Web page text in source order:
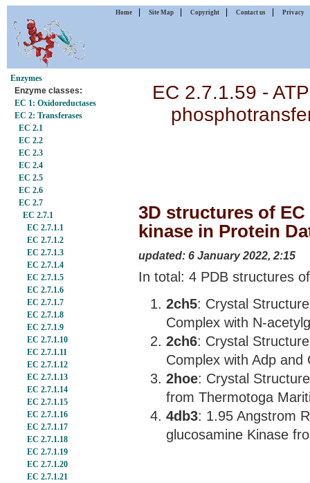
Home Site Map Copyright Contact us Privacy
Enzymes
Enzyme classes:
EC 1: Oxidoreductases
EC 2: Transferases
EC 2.1
EC 2.2
EC 2.3
EC 2.4
EC 2.5
EC 2.6
EC 2.7
EC 2.7.1
EC 2.7.1.1
EC 2.7.1.2
EC 2.7.1.3
EC 2.7.1.4
EC 2.7.1.5
EC 2.7.1.6
EC 2.7.1.7
EC 2.7.1.8
EC 2.7.1.9
EC 2.7.1.10
EC 2.7.1.11
EC 2.7.1.12
EC 2.7.1.13
EC 2.7.1.14
EC 2.7.1.15
EC 2.7.1.16
EC 2.7.1.17
EC 2.7.1.18
EC 2.7.1.19
EC 2.7.1.20
EC 2.7.1.21
EC 2.7.1.59 -
3D structures of EC
kinase in Protein
updated: 6 January 2022, 2:15
In total: 4 PDB structures
2ch5: Crystal
Complex with N-
2ch6: Crystal
Complex with Adp and
2hoe: Crystal
from Thermotoga
4db3: 1.95 Angstrom
glucosamine Kinase